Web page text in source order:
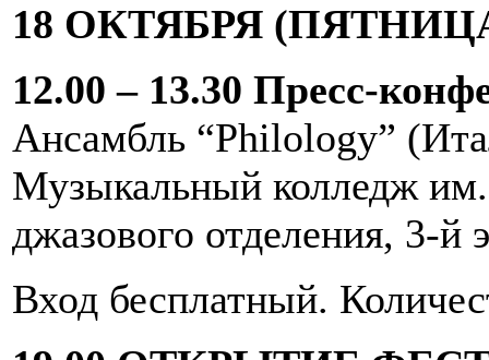
18 ОКТЯБРЯ
12.00 – 13.30 Пресс-
Ансамбль “Philology”
Музыкальный колледж
джазового отделения, 3-й
Вход бесплатный.